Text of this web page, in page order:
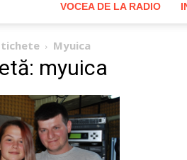
VOCEA DE LA RADIO
Myuica
myuica